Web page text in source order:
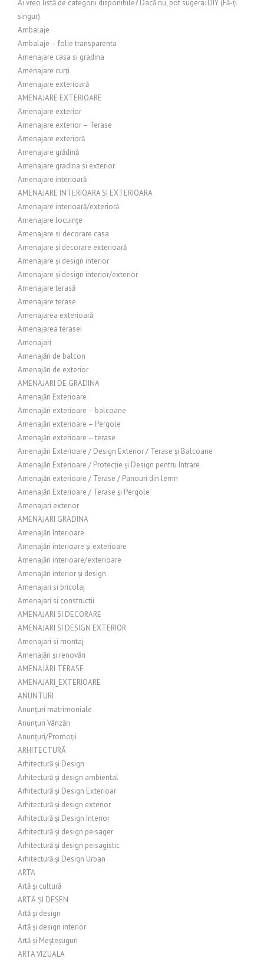
Ai vreo listă de categorii disponibile? Dacă nu, pot sugera: DIY (Fă-ți
singur).
Ambalaje
Ambalaje – folie transparenta
Amenajare casa si gradina
Amenajare curți
Amenajare exterioară
AMENAJARE EXTERIOARE
Amenajare exterior
Amenajare exterior – Terase
Amenajare exterioră
Amenajare grădină
Amenajare gradina si exterior
Amenajare interioară
AMENAJARE INTERIOARA SI EXTERIOARA
Amenajare interioară/exterioră
Amenajare locuințe
Amenajare si decorare casa
Amenajare și decorare exterioară
Amenajare și design interior
Amenajare și design interior/exterior
Amenajare terasă
Amenajare terase
Amenajarea exterioară
Amenajarea terasei
Amenajari
Amenajări de balcon
Amenajări de exterior
AMENAJARI DE GRADINA
Amenajări Exterioare
Amenajări exterioare – balcoane
Amenajări exterioare – Pergole
Amenajări exterioare – terase
Amenajări Exterioare / Design Exterior / Terase și Balcoane
Amenajări Exterioare / Protecție și Design pentru Intrare
Amenajări exterioare / Terase / Panouri din lemn
Amenajări Exterioare / Terase și Pergole
Amenajari exterior
AMENAJARI GRADINA
Amenajări Interioare
Amenajări interioare și exterioare
Amenajări interioare/exterioare
Amenajări interior și design
Amenajari si bricolaj
Amenajari si constructii
AMENAJARI SI DECORARE
AMENAJARI SI DESIGN EXTERIOR
Amenajari si montaj
Amenajări și renovări
AMENAJĂRI TERASE
AMENAJARI_EXTERIOARE
ANUNTURI
Anunțuri matrimoniale
Anunțuri Vânzări
Anunțuri/Promoții
ARHITECTURĂ
Arhitectură și Design
Arhitectură și design ambiental
Arhitectură și Design Exterioar
Arhitectură și design exterior
Arhitectură și Design Interior
Arhitectură și design peisager
Arhitectură și design peisagistic
Arhitectură și Design Urban
ARTA
Artă și cultură
ARTĂ ȘI DESEN
Artă și design
Artă și design interior
Artă și Meșteșuguri
ARTA VIZUALA